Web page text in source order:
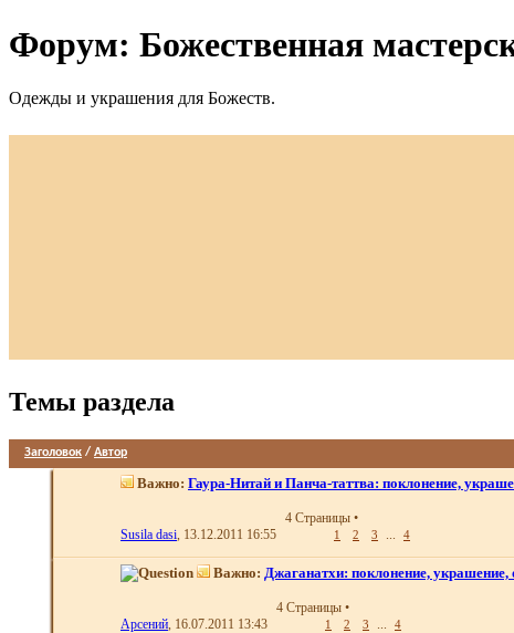
Форум: Божественная
Одежды и украшения для Божеств.
Темы раздела
Заголовок / Автор
Важно: Гаура-Нитай и Панча-таттва: поклонение,
Susila dasi , 13.12.2011 16:55
4 Страницы •
1 2 3 4
Важно: Джаганатхи: поклонение,
Арсений , 16.07.2011 13:43
4 Страницы •
1 2 3 4